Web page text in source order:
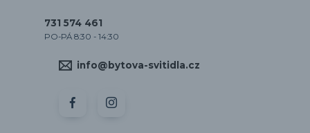
731 574 461
PO-PÁ 8:30 - 14:30
info@bytova-svitidla.cz